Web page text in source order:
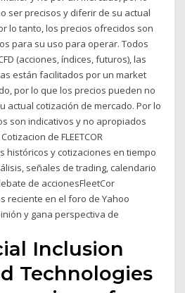
ser precisos y diferir de su actual
lo tanto, los precios ofrecidos son
para su uso para operar. Todos
(acciones, índices, futuros), las
están facilitados por un market
por lo que los precios pueden no
actual cotización de mercado. Por lo
son indicativos y no apropiados
de FLEETCOR
históricos y cotizaciones en tiempo
señales de trading, calendario
de accionesFleetCor
reciente en el foro de Yahoo
y gana perspectiva de
Inclusion
Technologies